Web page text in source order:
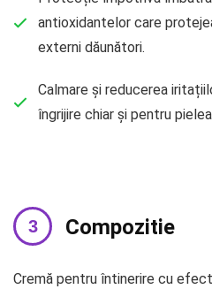
antioxidantelor care
externi dăunători.
Calmare și reducerea
îngrijire chiar și pentru
Compozitie
Cremă pentru întinerire cu